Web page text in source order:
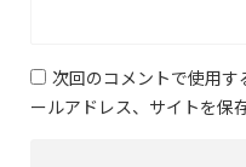
次回のコメントで使用
ールアドレス、サイトを保